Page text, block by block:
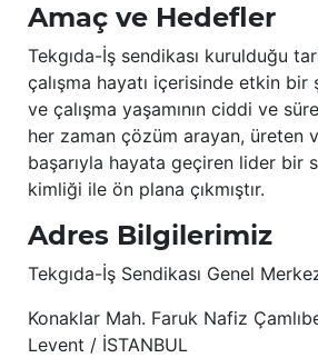
Amaç ve Hedefler
Tekgıda-İş sendikası kurulduğu
çalışma hayatı içerisinde etkin
ve çalışma yaşamının ciddi ve
her zaman çözüm arayan, üreten
başarıyla hayata geçiren lider bir
kimliği ile ön plana çıkmıştır.
Adres Bilgilerimiz
Tekgıda-İş Sendikası Genel
Konaklar Mah. Faruk Nafiz
Levent / İSTANBUL